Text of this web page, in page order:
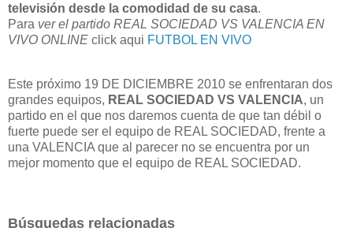
televisión desde la comodidad de su casa.
Para ver el partido REAL SOCIEDAD VS VALENCIA EN
VIVO ONLINE click aqui FUTBOL EN VIVO
Este próximo 19 DE DICIEMBRE 2010 se enfrentaran dos
grandes equipos, REAL SOCIEDAD VS VALENCIA, un
partido en el que nos daremos cuenta de que tan débil o
fuerte puede ser el equipo de REAL SOCIEDAD, frente a
una VALENCIA que al parecer no se encuentra por un
mejor momento que el equipo de REAL SOCIEDAD.
Búsquedas relacionadas